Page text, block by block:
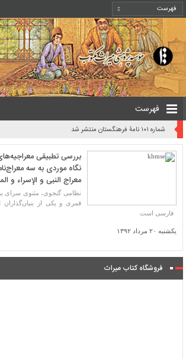
فهرست
شماره ۱۰۱ نامۀ فرهنگستان منتشر شد
بررسی تطبیقی
نگاه موردی به سه
معراج النبی و الإسراء و
نظامی گنجوی، مثنوی
قمری و یکی از بنیان‌گذاران
فارسی است
یکشنبه ۲۰ مرداد ۱۳۹۲
فروشگاه کتاب میراث